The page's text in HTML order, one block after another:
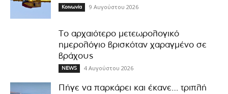
Κοινωνία 9 Αυγούστου 2026
Το αρχαιότερο μετεωρολογικό
ημερολόγιο βρισκόταν χαραγμένο σε
βράχους
NEWS 4 Αυγούστου 2026
Πήγε να παρκάρει και έκανε… τριπλή